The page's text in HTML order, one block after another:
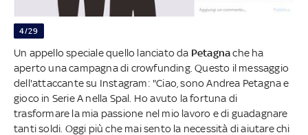
4/29
Un appello speciale quello lanciato da Petagnache ha
aperto una campagna di crowfunding. Questo il messaggio
dell'attaccante su Instagram: "Ciao, sono Andrea Petagna e
gioco in Serie A nella Spal. Ho avuto la fortuna di
trasformare la mia passione nel mio lavoro e di guadagnare
tanti soldi. Oggi più che mai sento la necessità di aiutare chi